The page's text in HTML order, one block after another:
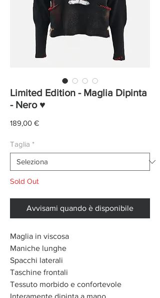
Limited Edition - Maglia Dipinta
- Nero ♥
189,00 €Prezzo
Taglia *
Sold Out
Avvisami quando è disponibile
Maglia in viscosa
Maniche lunghe
Spacchi laterali
Taschine frontali
Tessuto morbido e confortevole